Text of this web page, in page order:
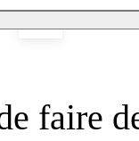
faire